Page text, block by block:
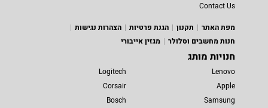
Contact Us
מפת האתר
תקנון הגנת פרטיות
הצהרות נגישות
חנות מחשבים וסלולר
מגזין אייבורי
חנויות מותג
Lenovo
Apple
Samsung
Logitech
Corsair
Bosch